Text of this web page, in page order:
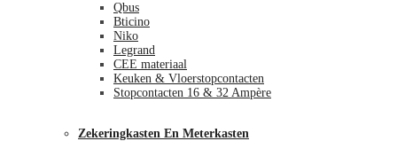
Qbus
Bticino
Niko
Legrand
CEE materiaal
Keuken & Vloerstopcontacten
Stopcontacten 16 & 32 Ampère
Zekeringkasten En Meterkasten